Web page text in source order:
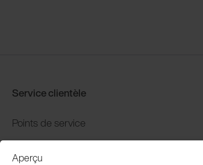
Service clientèle
Points de service
Distributors
Aperçu